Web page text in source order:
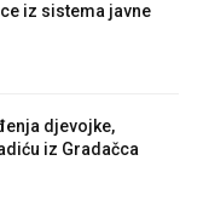
iz sistema javne
djevojke,
iz Gradačca